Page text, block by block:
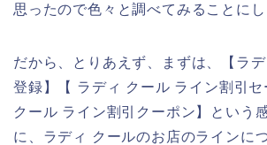
思ったので色々と調べてみることにし
だから、とりあえず、まずは、【ラ
登録】【 ラディ クール ライン割引セ
クール ライン割引クーポン】という
に、ラディ クールのお店のラインに